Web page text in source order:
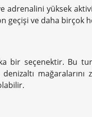
adrenalini yüksek
ve daha birçok
bir seçenektir. Bu